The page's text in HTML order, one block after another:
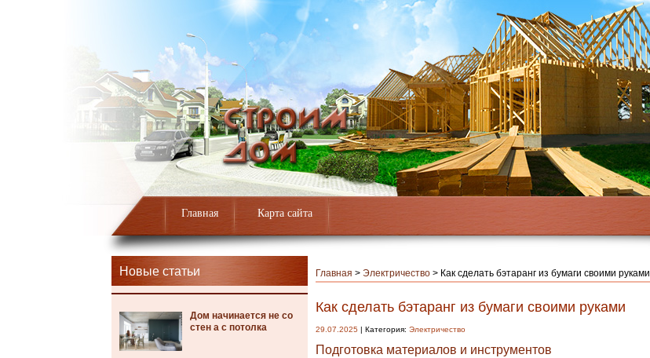
Главная Карта сайта
Новые статьи
Дом начинается не со
стен а с потолка
Главная > Электричество > Как сделать бэтаранг из бумаги своими руками
Как сделать бэтаранг из бумаги своими руками
29.07.2025 | Категория: Электричество
Подготовка материалов и инструментов